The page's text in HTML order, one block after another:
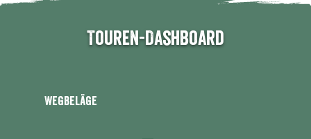
Touren-Dashboard
Wegbeläge